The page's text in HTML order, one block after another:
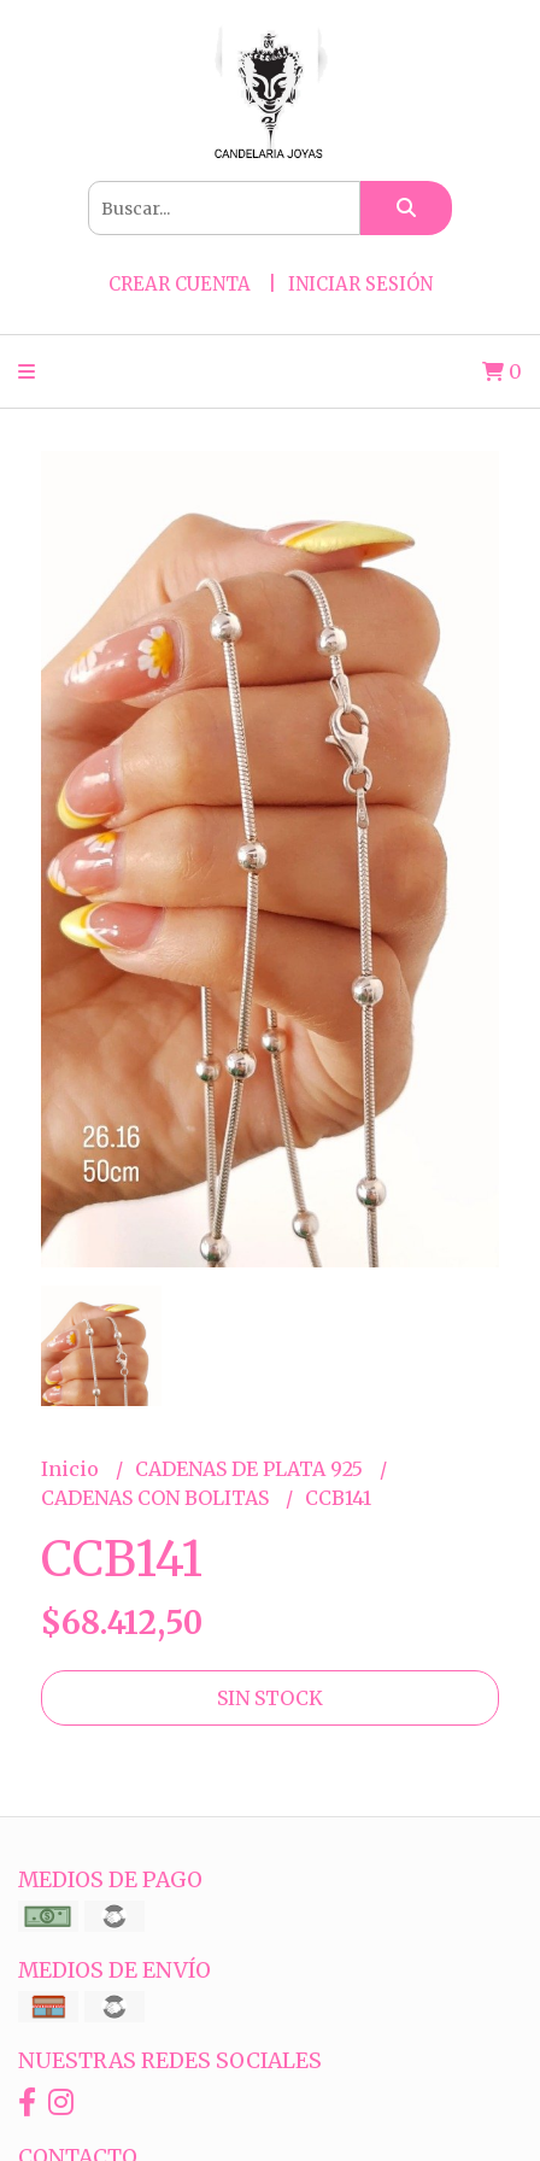
CREAR CUENTA INICIAR SESIÓN
0
Inicio
CADENAS DE PLATA 925
CADENAS CON BOLITAS
CCB141
CCB141
$68.412,50
SIN STOCK
MEDIOS DE PAGO
MEDIOS DE ENVÍO
NUESTRAS REDES SOCIALES